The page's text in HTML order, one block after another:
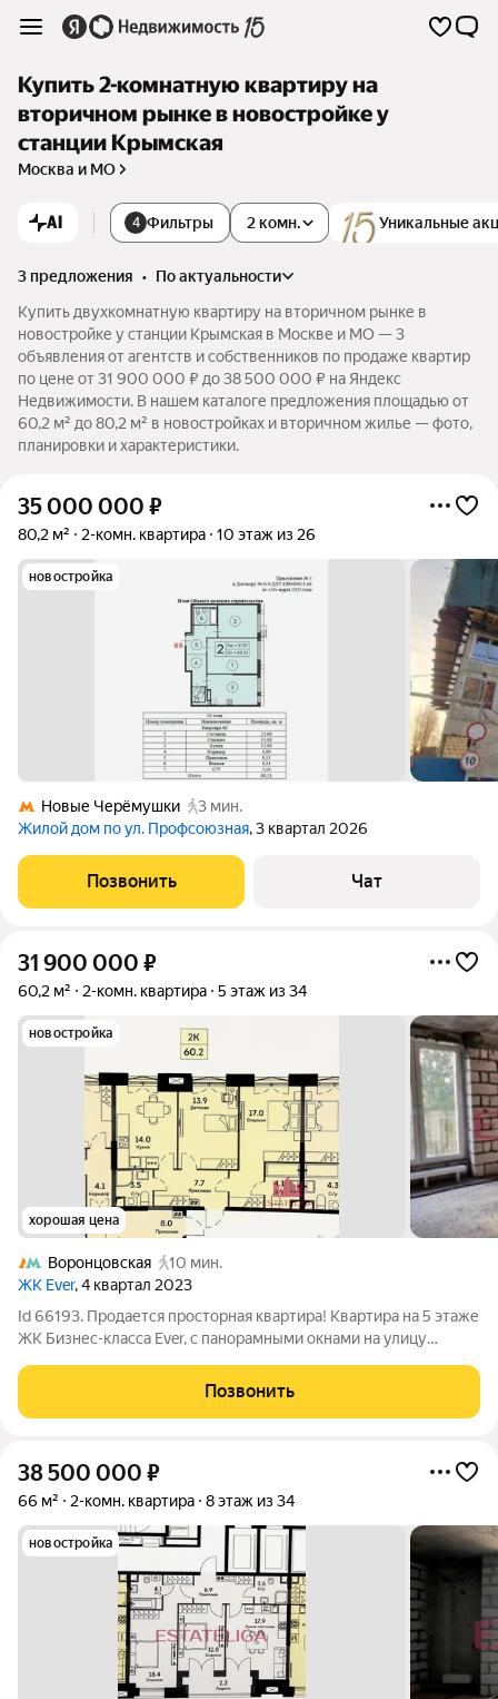
Купить 2-комнатную квартиру на
вторичном рынке в новостройке у
станции Крымская
Москва и МО
AI 4 Фильтры Уникальные
2 комн.
3 предложения •
по актуальности
Купить двухкомнатную квартиру на вторичном рынке в
новостройке у станции Крымская в Москве и МО — 3
объявления от агентств и собственников по продаже квартир
по цене от 31 900 000 ₽ до 38 500 000 ₽ на Яндекс
Недвижимости. В нашем каталоге предложения площадью от
60,2 м² до 80,2 м² в новостройках и вторичном жилье — фото,
планировки и характеристики.
35 000 000 ₽
80,2 м² 2-комн. квартира 10 этаж из 26
новостройка
Новые Черёмушки
3 мин.
Жилой дом по ул. Профсоюзная, 3 квартал 2026
Позвонить Чат
31 900 000 ₽
60,2 м² 2-комн. квартира 5 этаж из 34
новостройка
хорошая цена
Воронцовская
10 мин.
ЖК Ever, 4 квартал 2023
Id 66193. Продается просторная квартира! Квартира на 5 этаже
ЖК Бизнес-класса Ever, с панорамными окнами на улицу
метра квадратных, делают квартиру привлекательной для
покупки как семьям с
Позвонить
38 500 000 ₽
66 м² 2-комн. квартира 8 этаж из 34
новостройка